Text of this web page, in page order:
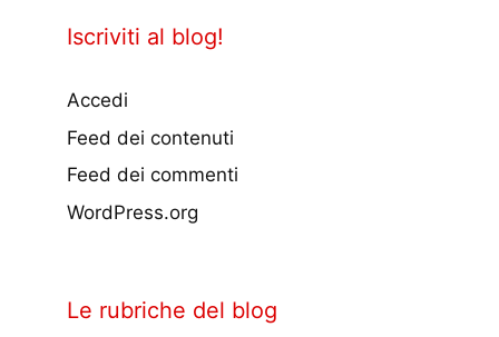
Iscriviti al blog!
Accedi
Feed dei contenuti
Feed dei commenti
WordPress.org
Le rubriche del blog